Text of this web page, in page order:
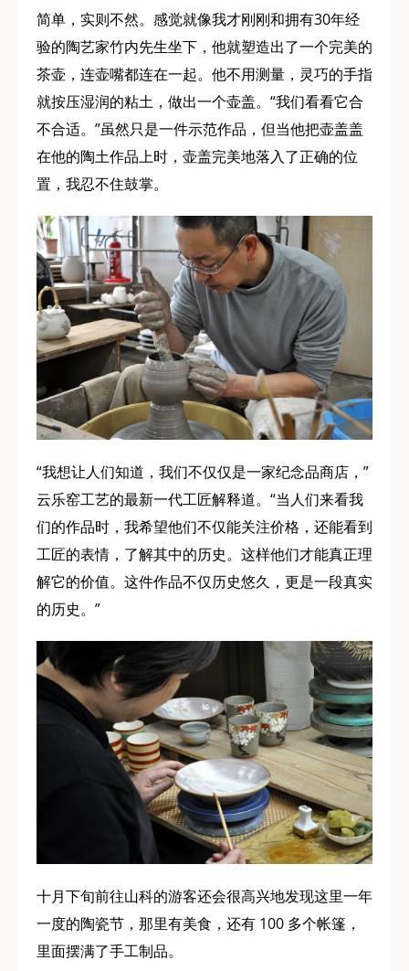
简单，实则不然。感觉就像我才刚刚和拥有30年经
验的陶艺家竹内先生坐下，他就塑造出了一个完美的
茶壶，连壶嘴都连在一起。他不用测量，灵巧的手指
就按压湿润的粘土，做出一个壶盖。“我们看看它合
不合适。”虽然只是一件示范作品，但当他把壶盖盖
在他的陶土作品上时，壶盖完美地落入了正确的位
置，我忍不住鼓掌。
“我想让人们知道，我们不仅仅是一家纪念品商店，”
云乐窑工艺的最新一代工匠解释道。“当人们来看我
们的作品时，我希望他们不仅能关注价格，还能看到
工匠的表情，了解其中的历史。这样他们才能真正理
解它的价值。这件作品不仅历史悠久，更是一段真实
的历史。”
十月下旬前往山科的游客还会很高兴地发现这里一年
一度的陶瓷节，那里有美食，还有 100 多个帐篷，
里面摆满了手工制品。